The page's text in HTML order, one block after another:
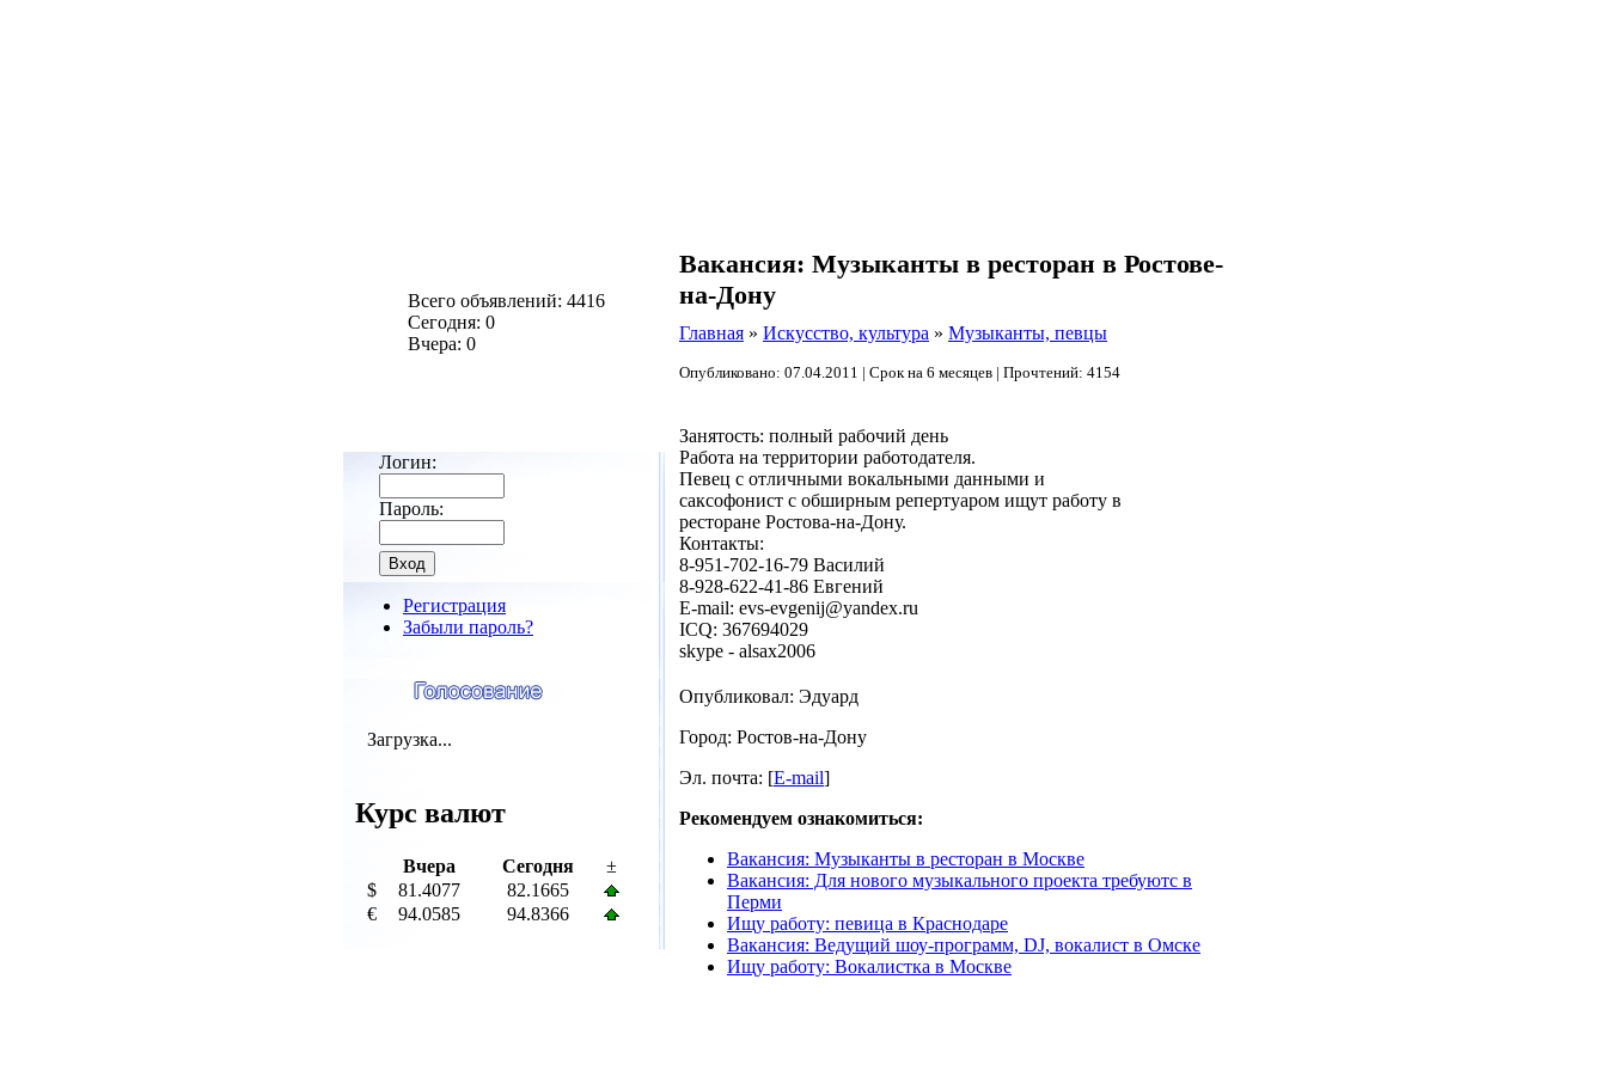
Всего объявлений: 4416
Сегодня: 0
Вчера: 0
Логин:
Пароль:
Регистрация
Забыли пароль?
Загрузка...
Курс валют
Вчера Сегодня
±
$
81.4077
82.1665
€
94.0585 94.8366
Вакансия: Музыканты в ресторан в Ростове-
на-Дону
Главная » Искусство, культура » Музыканты, певцы
Опубликовано: 07.04.2011 | Срок на 6 месяцев | Прочтений: 4154
Занятость: полный рабочий день
Работа на территории работодателя.
Певец с отличными вокальными данными и
саксофонист с обширным репертуаром ищут работу в
ресторане Ростова-на-Дону.
Контакты:
8-951-702-16-79 Василий
8-928-622-41-86 Евгений
E-mail: evs-evgenij@yandex.ru
ICQ: 367694029
skype - alsax2006
Опубликовал: Эдуард
Город: Ростов-на-Дону
Эл. почта: [E-mail]
Рекомендуем ознакомиться:
Вакансия: Музыканты в ресторан в Москве
Вакансия: Для нового музыкального проекта требуютс в
Перми
Ищу работу: певица в Краснодаре
Вакансия: Ведущий шоу-программ, DJ, вокалист в Омске
Ищу работу: Вокалистка в Москве